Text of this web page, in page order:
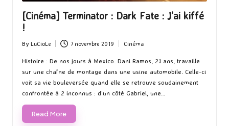
[Cinéma] Terminator : Dark Fate : J’ai kiffé
!
Posted
by
By LuCioLe 7 novembre 2019
Posted
Cinéma
Histoire : De nos jours à Mexico. Dani Ramos, 21 ans, travaille
sur une chaîne de montage dans une usine automobile. Celle-ci
voit sa vie bouleversée quand elle se retrouve soudainement
confrontée à 2 inconnus : d’un côté Gabriel, une…
Read More